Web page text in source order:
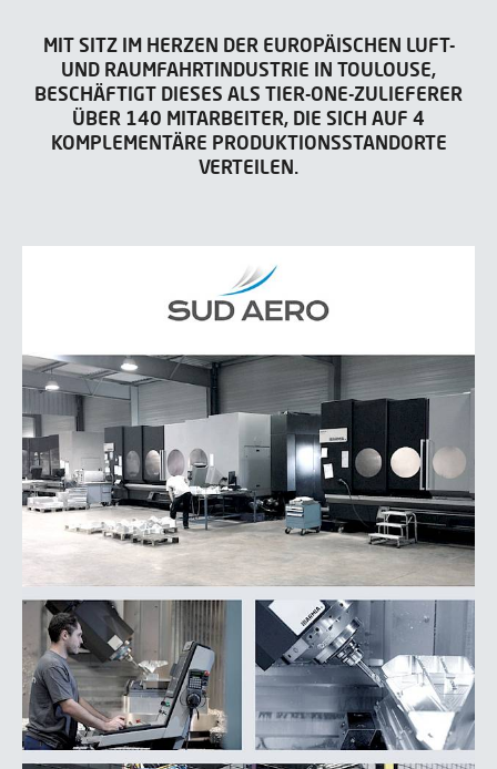
MIT SITZ IM HERZEN DER EUROPÄISCHEN LUFT-
UND RAUMFAHRTINDUSTRIE IN TOULOUSE,
BESCHÄFTIGT DIESES ALS TIER-ONE-ZULIEFERER
ÜBER 140 MITARBEITER, DIE SICH AUF 4
KOMPLEMENTÄRE PRODUKTIONSSTANDORTE
VERTEILEN.